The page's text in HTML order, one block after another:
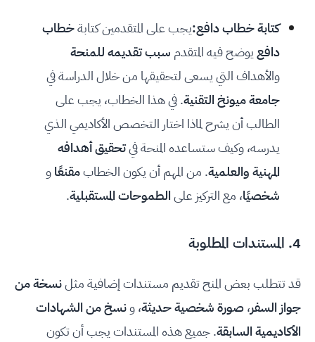
كتابة خطاب دافع:يجب على المتقدمين كتابةخطاب
دافعيوضح فيه المتقدم سبب تقديمه للمنحة
والأهداف التي يسعى لتحقيقها من خلال الدراسة في
جامعة ميونخ التقنية. في هذا الخطاب، يجب على
الطالب أن يشرح لماذا اختار التخصص الأكاديمي الذي
يدرسه، وكيف ستساعده المنحة فيتحقيق أهدافه
المهنية والعلمية. من المهم أن يكون الخطابمقنعًاو
شخصيًا، مع التركيز علىالطموحات المستقبلية.
4. المستندات المطلوبة
قد تتطلب بعض المنح تقديم مستندات إضافية مثلنسخة من
جواز السفر، صورة شخصية حديثة، ونسخ من الشهادات
الأكاديمية السابقة. جميع هذه المستندات يجب أن تكون